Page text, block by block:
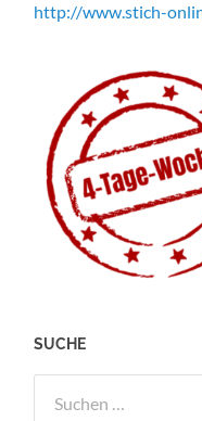
http://www.stich-
SUCHE
nach: